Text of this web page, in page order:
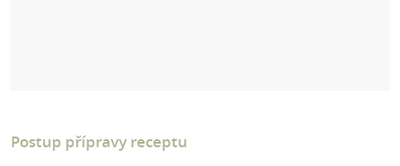
Postup přípravy receptu